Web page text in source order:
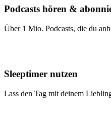
Podcasts hören &
Über 1 Mio. Podcasts, die du
Sleeptimer nutzen
Lass den Tag mit deinem